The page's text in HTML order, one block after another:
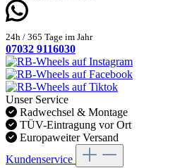
24h / 365 Tage im Jahr
07032 9116030
Unser Service
Radwechsel & Montage
TÜV-Eintragung vor Ort
Europaweiter Versand
Kundenservice